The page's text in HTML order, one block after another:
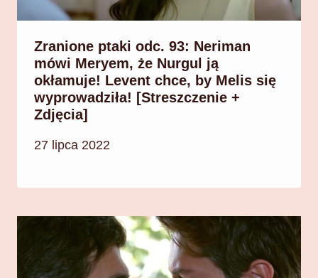
Zranione ptaki odc. 93: Neriman
mówi Meryem, że Nurgul ją
okłamuje! Levent chce, by Melis się
wyprowadziła! [Streszczenie +
Zdjęcia]
27 lipca 2022